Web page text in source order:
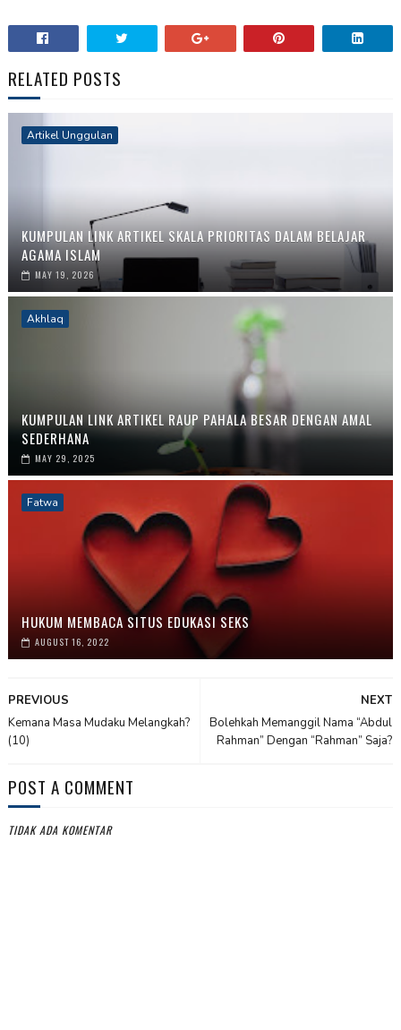
RELATED POSTS
Artikel Unggulan
KUMPULAN LINK ARTIKEL SKALA PRIORITAS DALAM BELAJAR
AGAMA ISLAM
MAY 19, 2026
Akhlaq
KUMPULAN LINK ARTIKEL RAUP PAHALA BESAR DENGAN AMAL
SEDERHANA
MAY 29, 2025
Fatwa
HUKUM MEMBACA SITUS EDUKASI SEKS
AUGUST 16, 2022
NEXT
Bolehkah Memanggil Nama “Abdul
Rahman” Dengan “Rahman” Saja?
PREVIOUS
Kemana Masa Mudaku Melangkah?
(10)
POST A COMMENT
TIDAK ADA KOMENTAR